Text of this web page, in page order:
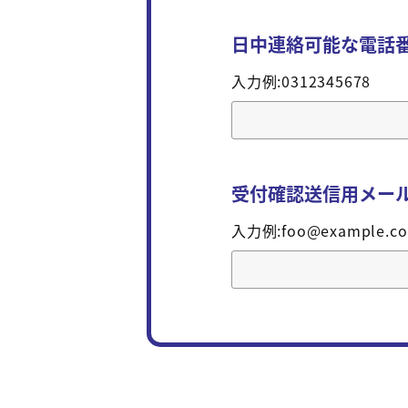
日中連絡可能な電話
入力例:0312345678
受付確認送信用メー
入力例